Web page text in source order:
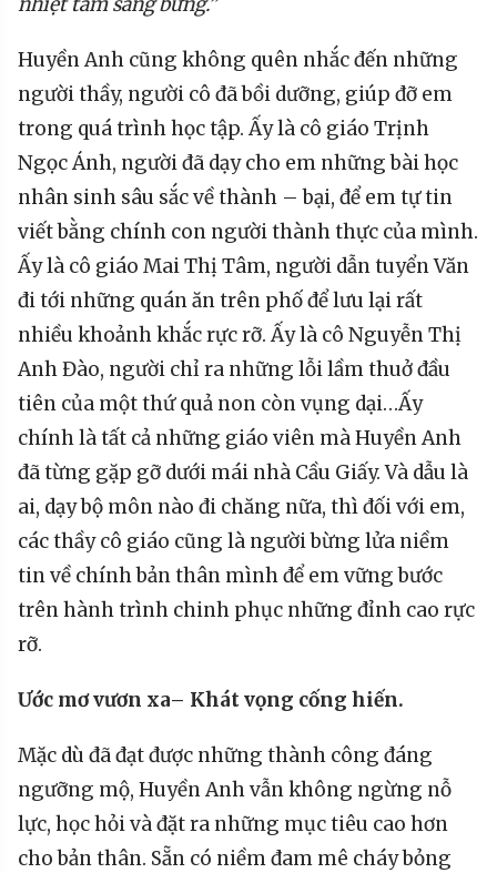
Huyền Anh cũng không quên nhắc đến những
người thầy, người cô đã bồi dưỡng, giúp đỡ em
trong quá trình học tập. Ấy là cô giáo Trịnh
Ngọc Ánh, người đã dạy cho em những bài học
nhân sinh sâu sắc về thành – bại, để em tự tin
viết bằng chính con người thành thực của mình.
Ấy là cô giáo Mai Thị Tâm, người dẫn tuyển Văn
đi tới những quán ăn trên phố để lưu lại rất
nhiều khoảnh khắc rực rỡ. Ấy là cô Nguyễn Thị
Anh Đào, người chỉ ra những lỗi lầm thuở đầu
tiên của một thứ quả non còn vụng dại…Ấy
chính là tất cả những giáo viên mà Huyền Anh
đã từng gặp gỡ dưới mái nhà Cầu Giấy. Và dẫu là
ai, dạy bộ môn nào đi chăng nữa, thì đối với em,
các thầy cô giáo cũng là người bừng lửa niềm
tin về chính bản thân mình để em vững bước
trên hành trình chinh phục những đỉnh cao rực
rỡ.
Ước mơ vươn xa– Khát vọng cống hiến.
Mặc dù đã đạt được những thành công đáng
ngưỡng mộ, Huyền Anh vẫn không ngừng nỗ
lực, học hỏi và đặt ra những mục tiêu cao hơn
cho bản thân. Sẵn có niềm đam mê cháy bỏng